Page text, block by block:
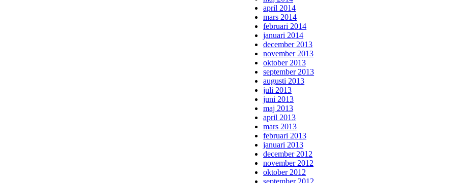
april 2014
mars 2014
februari 2014
januari 2014
december 2013
november 2013
oktober 2013
september 2013
augusti 2013
juli 2013
juni 2013
maj 2013
april 2013
mars 2013
februari 2013
januari 2013
december 2012
november 2012
oktober 2012
september 2012